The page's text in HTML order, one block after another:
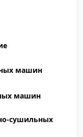
машин
машин
сушильных